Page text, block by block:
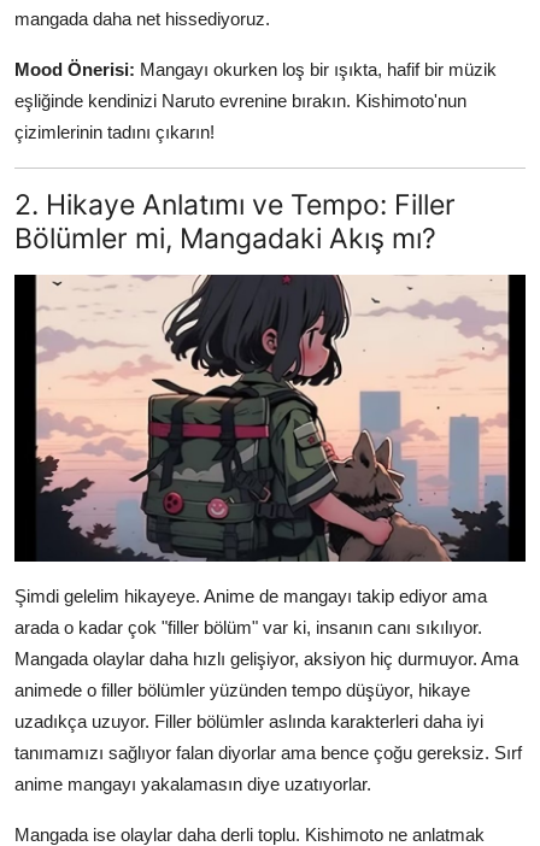
mangada daha net hissediyoruz.
Mood Önerisi: Mangayı okurken loş bir ışıkta, hafif bir müzik
eşliğinde kendinizi Naruto evrenine bırakın. Kishimoto'nun
çizimlerinin tadını çıkarın!
2. Hikaye Anlatımı ve Tempo: Filler
Bölümler mi, Mangadaki Akış mı?
Şimdi gelelim hikayeye. Anime de mangayı takip ediyor ama
arada o kadar çok "filler bölüm" var ki, insanın canı sıkılıyor.
Mangada olaylar daha hızlı gelişiyor, aksiyon hiç durmuyor. Ama
animede o filler bölümler yüzünden tempo düşüyor, hikaye
uzadıkça uzuyor. Filler bölümler aslında karakterleri daha iyi
tanımamızı sağlıyor falan diyorlar ama bence çoğu gereksiz. Sırf
anime mangayı yakalamasın diye uzatıyorlar.
Mangada ise olaylar daha derli toplu. Kishimoto ne anlatmak